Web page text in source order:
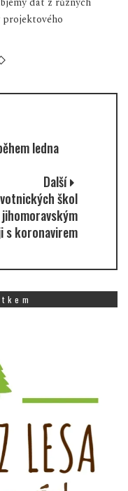
ledna
Další
škol
s koronavirem